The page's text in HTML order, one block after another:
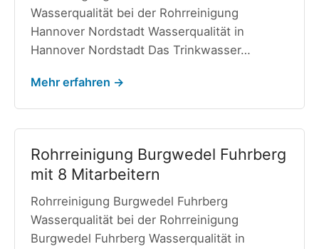
Wasserqualität bei der Rohrreinigung
Hannover Nordstadt Wasserqualität in
Hannover Nordstadt Das Trinkwasser…
Mehr erfahren →
Rohrreinigung Burgwedel Fuhrberg
mit 8 Mitarbeitern
Rohrreinigung Burgwedel Fuhrberg
Wasserqualität bei der Rohrreinigung
Burgwedel Fuhrberg Wasserqualität in